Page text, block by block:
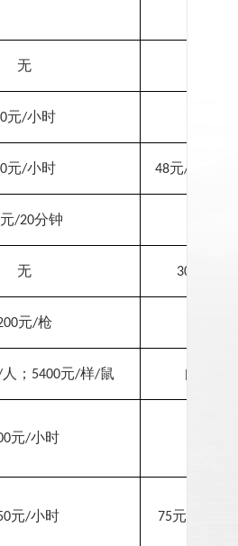
无
元/小时
元/小时 48元/
元/20分钟
无 30
元/枪
人； 5400元/样/鼠 自带芯
元/小时
元/小时 75元